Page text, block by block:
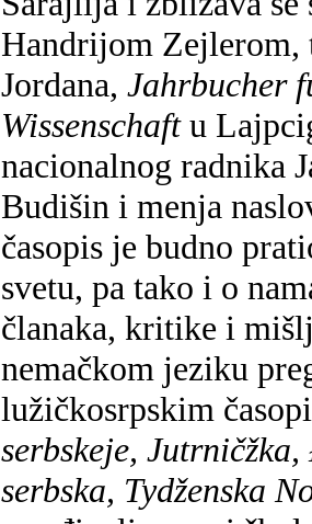
Handrijom Zejlerom,
Jordana, Jahrbucher
Wissenschaftu
nacionalnog radnika
Budišin i menja
časopis je budno
svetu, pa tako i o
članaka, kritike i
nemačkom jeziku
lužičkosrpskim
serbskeje,
serbska, Tydženska